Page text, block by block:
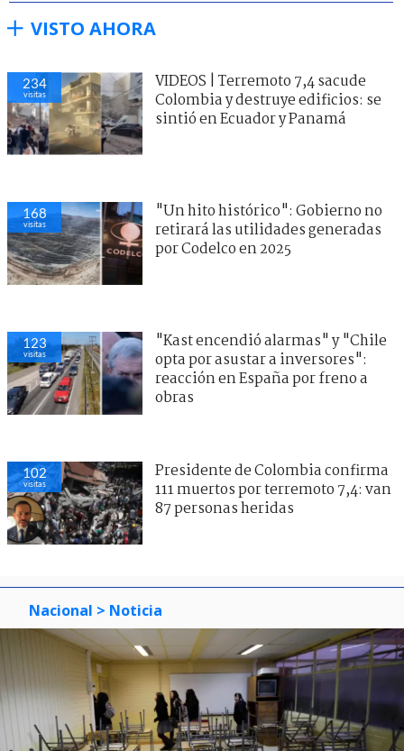
VISTO AHORA
234
visitas
VIDEOS | Terremoto 7,4 sacude
Colombia y destruye edificios: se
sintió en Ecuador y Panamá
168
visitas
"Un hito histórico": Gobierno no
retirará las utilidades generadas
por Codelco en 2025
123
visitas
"Kast encendió alarmas" y "Chile
opta por asustar a inversores":
reacción en España por freno a
obras
102
visitas
Presidente de Colombia confirma
111 muertos por terremoto 7,4: van
87 personas heridas
Nacional > Noticia